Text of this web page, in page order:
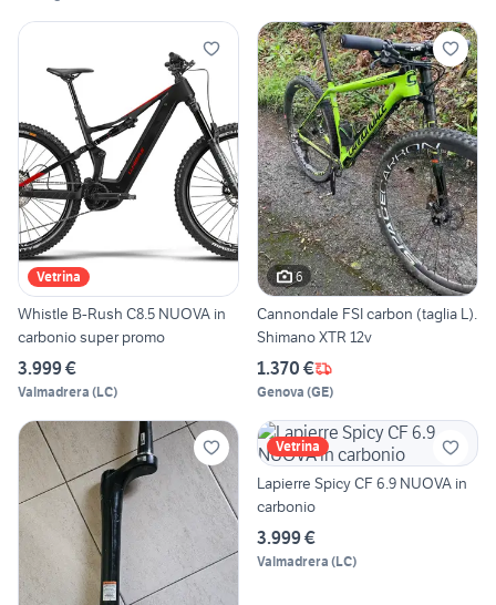
Vetrina
Whistle B-Rush C8.5 NUOVA in
carbonio super promo
3.999 €
Valmadrera (LC)
6
Cannondale FSI carbon (taglia L).
Shimano XTR 12v
1.370 €
Genova (GE)
Vetrina
Lapierre Spicy CF 6.9 NUOVA in
carbonio
3.999 €
Valmadrera (LC)